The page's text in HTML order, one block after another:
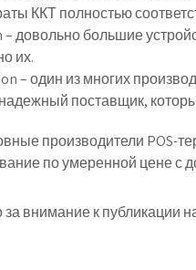
ККТ полностью
– довольно большие
их.
– один из многих
надежный поставщик,
производители POS-
по умеренной цене с
внимание к публикации